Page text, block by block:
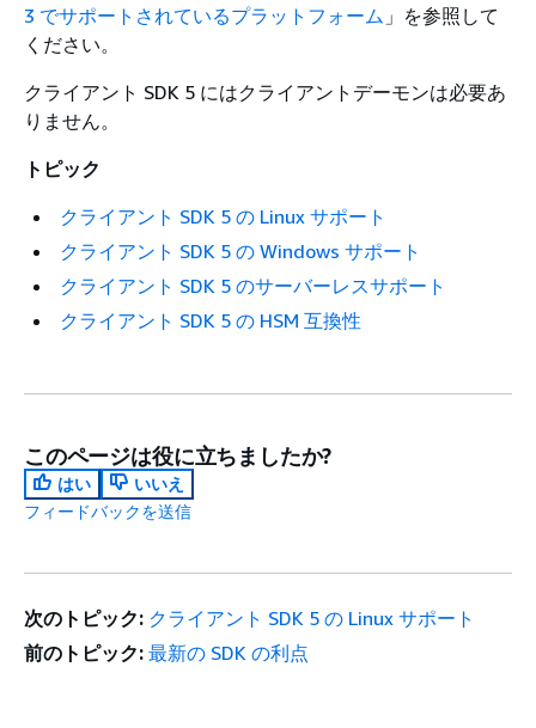
3 でサポートされているプラットフォーム 」を参照して
ください。
クライアント SDK 5 にはクライアントデーモンは必要あ
りません。
トピック
クライアント SDK 5 の Linux サポート
クライアント SDK 5 の Windows サポート
クライアント SDK 5 のサーバーレスサポート
クライアント SDK 5 の HSM 互換性
このページは役に立ちましたか?
はい
いいえ
フィードバックを送信
次のトピック: クライアント SDK 5 の Linux サポート
前のトピック: 最新の SDK の利点